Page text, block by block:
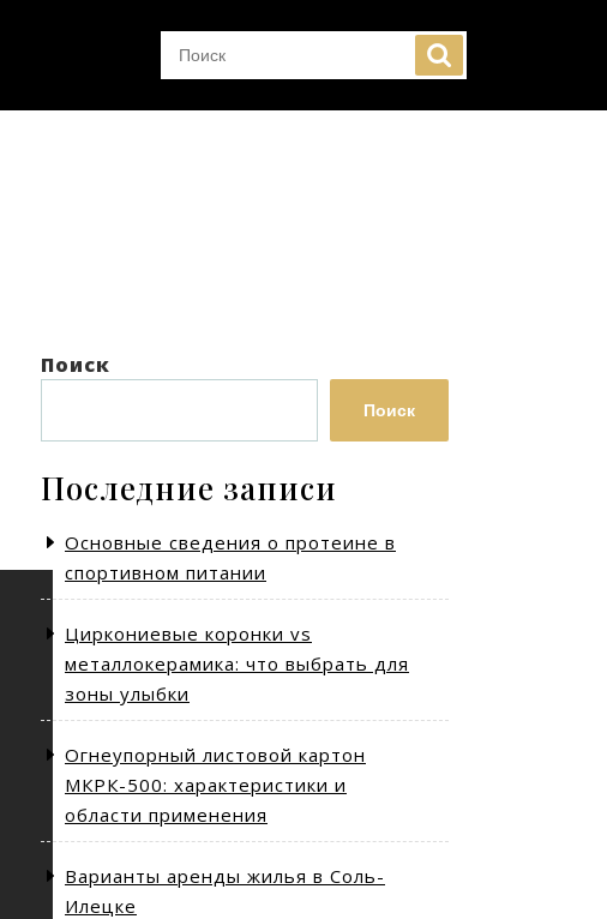
Поиск
Поиск
Последние записи
Основные сведения о протеине в
спортивном питании
Циркониевые коронки vs
металлокерамика: что выбрать для
зоны улыбки
Огнеупорный листовой картон
МКРК-500: характеристики и
области применения
Варианты аренды жилья в Соль-
Илецке